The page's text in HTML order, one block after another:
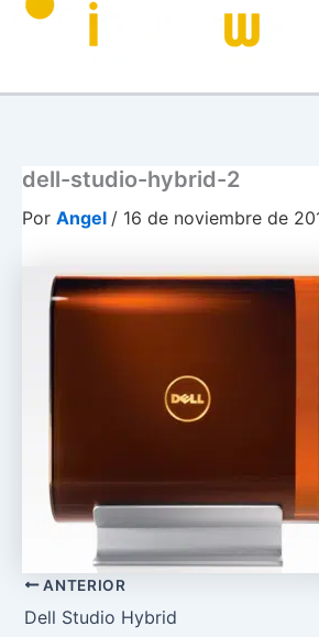
dell-studio-hybrid-2
Por Angel / 16 de noviembre de
ANTERIOR
Dell Studio Hybrid